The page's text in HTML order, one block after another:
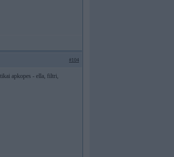
#104
apkopes - ella, filtri,